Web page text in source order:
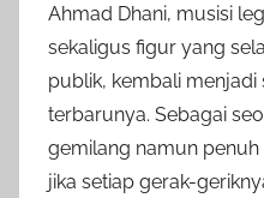
Ahmad Dhani, musisi
sekaligus figur yang
publik, kembali
terbarunya. Sebagai
gemilang namun
jika setiap gerak-